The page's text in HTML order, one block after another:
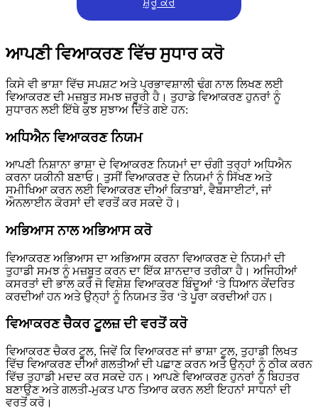
ਸ਼ੁਰੂ ਕਰੋ
ਆਪਣੀ ਵਿਆਕਰਣ ਵਿੱਚ ਸੁਧਾਰ ਕਰੋ
ਕਿਸੇ ਵੀ ਭਾਸ਼ਾ ਵਿੱਚ ਸਪਸ਼ਟ ਅਤੇ ਪ੍ਰਭਾਵਸ਼ਾਲੀ ਢੰਗ ਨਾਲ ਲਿਖਣ ਲਈ
ਵਿਆਕਰਣ ਦੀ ਮਜ਼ਬੂਤ ਸਮਝ ਜ਼ਰੂਰੀ ਹੈ। ਤੁਹਾਡੇ ਵਿਆਕਰਣ ਹੁਨਰਾਂ ਨੂੰ
ਸੁਧਾਰਨ ਲਈ ਇੱਥੇ ਕੁਝ ਸੁਝਾਅ ਦਿੱਤੇ ਗਏ ਹਨ:
ਅਧਿਐਨ ਵਿਆਕਰਣ ਨਿਯਮ
ਆਪਣੀ ਨਿਸ਼ਾਨਾ ਭਾਸ਼ਾ ਦੇ ਵਿਆਕਰਣ ਨਿਯਮਾਂ ਦਾ ਚੰਗੀ ਤਰ੍ਹਾਂ ਅਧਿਐਨ
ਕਰਨਾ ਯਕੀਨੀ ਬਣਾਓ। ਤੁਸੀਂ ਵਿਆਕਰਣ ਦੇ ਨਿਯਮਾਂ ਨੂੰ ਸਿੱਖਣ ਅਤੇ
ਸਮੀਖਿਆ ਕਰਨ ਲਈ ਵਿਆਕਰਣ ਦੀਆਂ ਕਿਤਾਬਾਂ, ਵੈਬਸਾਈਟਾਂ, ਜਾਂ
ਔਨਲਾਈਨ ਕੋਰਸਾਂ ਦੀ ਵਰਤੋਂ ਕਰ ਸਕਦੇ ਹੋ।
ਅਭਿਆਸ ਨਾਲ ਅਭਿਆਸ ਕਰੋ
ਵਿਆਕਰਣ ਅਭਿਆਸ ਦਾ ਅਭਿਆਸ ਕਰਨਾ ਵਿਆਕਰਣ ਦੇ ਨਿਯਮਾਂ ਦੀ
ਤੁਹਾਡੀ ਸਮਝ ਨੂੰ ਮਜ਼ਬੂਤ ਕਰਨ ਦਾ ਇੱਕ ਸ਼ਾਨਦਾਰ ਤਰੀਕਾ ਹੈ। ਅਜਿਹੀਆਂ
ਕਸਰਤਾਂ ਦੀ ਭਾਲ ਕਰੋ ਜੋ ਵਿਸ਼ੇਸ਼ ਵਿਆਕਰਣ ਬਿੰਦੂਆਂ ‘ਤੇ ਧਿਆਨ ਕੇਂਦਰਿਤ
ਕਰਦੀਆਂ ਹਨ ਅਤੇ ਉਨ੍ਹਾਂ ਨੂੰ ਨਿਯਮਤ ਤੌਰ ‘ਤੇ ਪੂਰਾ ਕਰਦੀਆਂ ਹਨ।
ਵਿਆਕਰਣ ਚੈਕਰ ਟੂਲਜ਼ ਦੀ ਵਰਤੋਂ ਕਰੋ
ਵਿਆਕਰਣ ਚੈਕਰ ਟੂਲ, ਜਿਵੇਂ ਕਿ ਵਿਆਕਰਣ ਜਾਂ ਭਾਸ਼ਾ ਟੂਲ, ਤੁਹਾਡੀ ਲਿਖਤ
ਵਿੱਚ ਵਿਆਕਰਣ ਦੀਆਂ ਗਲਤੀਆਂ ਦੀ ਪਛਾਣ ਕਰਨ ਅਤੇ ਉਨ੍ਹਾਂ ਨੂੰ ਠੀਕ ਕਰਨ
ਵਿੱਚ ਤੁਹਾਡੀ ਮਦਦ ਕਰ ਸਕਦੇ ਹਨ। ਆਪਣੇ ਵਿਆਕਰਣ ਹੁਨਰਾਂ ਨੂੰ ਬਿਹਤਰ
ਬਣਾਉਣ ਅਤੇ ਗਲਤੀ-ਮੁਕਤ ਪਾਠ ਤਿਆਰ ਕਰਨ ਲਈ ਇਹਨਾਂ ਸਾਧਨਾਂ ਦੀ
ਵਰਤੋਂ ਕਰੋ।